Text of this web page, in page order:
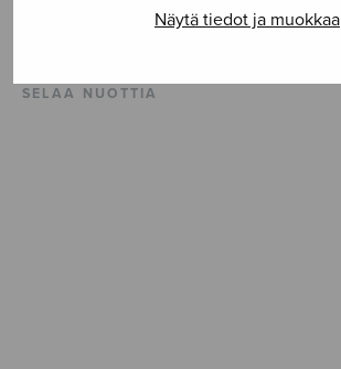
Näytä tiedot ja muokkaa
SELAA NUOTTIA